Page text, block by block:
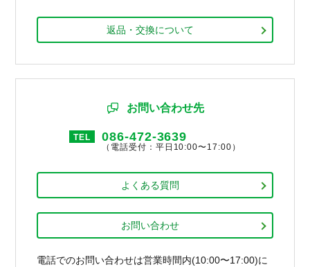
返品・交換について
お問い合わせ先
TEL 086-472-3639
（電話受付：平日10:00〜17:00）
よくある質問
お問い合わせ
電話でのお問い合わせは営業時間内(10:00〜17:00)に